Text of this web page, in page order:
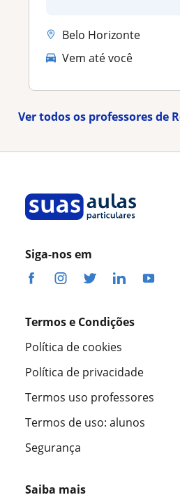
Belo Horizonte
Vem até você
Ver todos os professores de
Siga-nos em
Termos e Condições
Política de cookies
Política de privacidade
Termos uso professores
Termos de uso: alunos
Segurança
Saiba mais